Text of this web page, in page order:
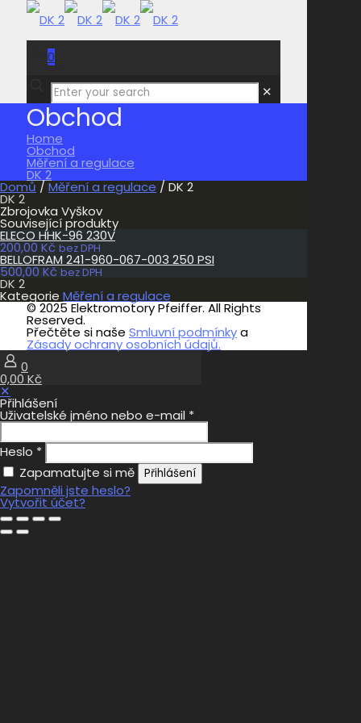
0
0,00 Kč
✕
Obchod
Home
Obchod
Měření a regulace
DK 2
Domů / Měření a regulace / DK 2
DK 2
Zbrojovka Vyškov
Související produkty
ELECO HHK-96 230V
200,00 Kč bez DPH
BELLOFRAM 241-960-067-003 250 PSI
500,00 Kč bez DPH
DK 2
Kategorie Měření a regulace
© 2025 Elektromotory Pfeiffer. All Rights
Reserved.
Přečtěte si naše Smluvní podmínkya
Zásady ochrany osobních údajů.
0
0,00 Kč
✕
Přihlášení
Uživatelské jméno nebo e-mail *
Heslo *
Zapamatujte si mě
Přihlášení
Zapomněli jste heslo?
Vytvořit účet?